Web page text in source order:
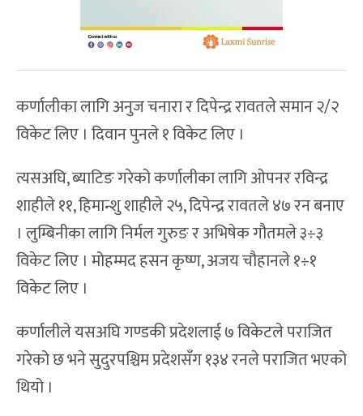
कर्णालीका लागि अनुज चनारा र दिपेन्द्र रावतले समान २/२
विकेट लिए । दिवान पुनले १ विकेट लिए ।
त्यसअघि, ब्याटिङ गरेको कर्णालीका लागि ओपनर रविन्द्र
शाहीले ११, हिमान्शु शाहीले २५, दिपेन्द्र रावतले ४७ रन बनाए
। लुम्बिनीका लागि निर्मल गुरुङ र अभिषेक गौतमले ३÷३
विकेट लिए । मोहम्मद हसन कृष्ण, अजय चौहानले १÷१
विकेट लिए ।
कर्णालीले यसअघि गण्डकी प्रदेशलाई ७ विकेटले पराजित
गरेको छ भने सुदुरपश्चिम प्रदेशसँग १३४ रनले पराजित भएको
थियो ।